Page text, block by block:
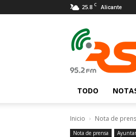
25.8 C Alicante
TODO
Inicio Nota de
Nota de prensa